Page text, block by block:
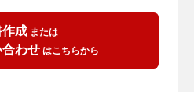
作成または
わせはこちらから